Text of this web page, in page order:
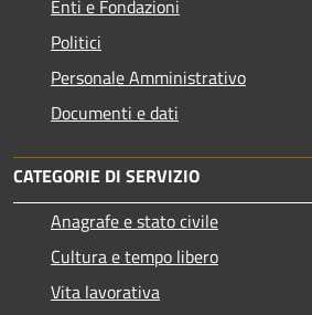
Enti e Fondazioni
Politici
Personale Amministrativo
Documenti e dati
CATEGORIE DI SERVIZIO
Anagrafe e stato civile
Cultura e tempo libero
Vita lavorativa